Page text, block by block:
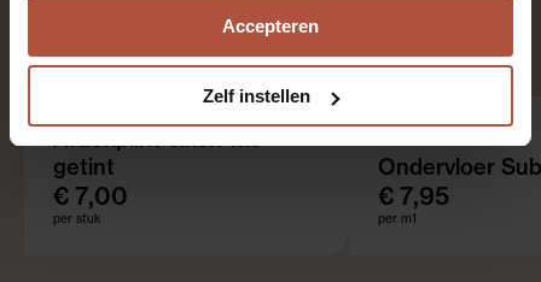
Accepteren
Zelf instellen
Aanbevolen producten
Afdekplint eiken wit
getint
€ 7,00
per stuk
Ondervloer
€ 7,95
per m1